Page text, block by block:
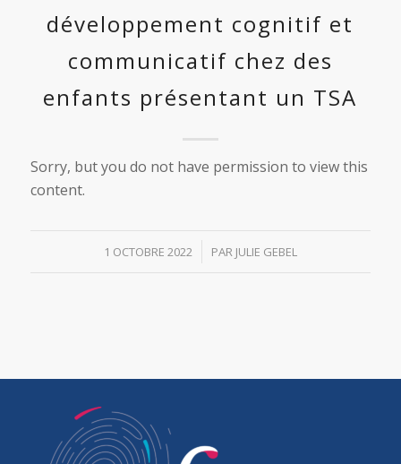
développement cognitif et
communicatif chez des
enfants présentant un TSA
Sorry, but you do not have permission to view this
content.
1 OCTOBRE 2022
/ PAR JULIE GEBEL